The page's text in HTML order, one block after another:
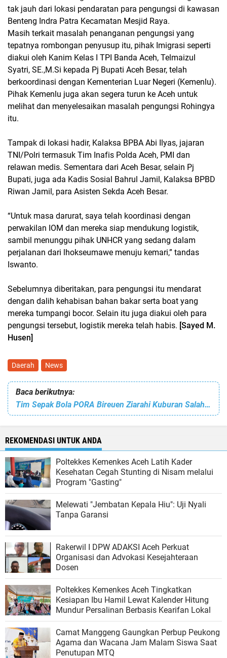
tak jauh dari lokasi pendaratan para pengungsi di kawasan
Benteng Indra Patra Kecamatan Mesjid Raya.
Masih terkait masalah penanganan pengungsi yang
tepatnya rombongan penyusup itu, pihak Imigrasi seperti
diakui oleh Kanim Kelas I TPI Banda Aceh, Telmaizul
Syatri, SE.,M.Si kepada Pj Bupati Aceh Besar, telah
berkoordinasi dengan Kementerian Luar Negeri (Kemenlu).
Pihak Kemenlu juga akan segera turun ke Aceh untuk
melihat dan menyelesaikan masalah pengungsi Rohingya
itu.
Tampak di lokasi hadir, Kalaksa BPBA Abi Ilyas, jajaran
TNI/Polri termasuk Tim Inafis Polda Aceh, PMI dan
relawan medis. Sementara dari Aceh Besar, selain Pj
Bupati, juga ada Kadis Sosial Bahrul Jamil, Kalaksa BPBD
Riwan Jamil, para Asisten Sekda Aceh Besar.
“Untuk masa darurat, saya telah koordinasi dengan
perwakilan IOM dan mereka siap mendukung logistik,
sambil menunggu pihak UNHCR yang sedang dalam
perjalanan dari lhokseumawe menuju kemari,” tandas
Iswanto.
Sebelumnya diberitakan, para pengungsi itu mendarat
dengan dalih kehabisan bahan bakar serta boat yang
mereka tumpangi bocor. Selain itu juga diakui oleh para
pengungsi tersebut, logistik mereka telah habis. [Sayed M.
Husen]
Daerah News
Baca berikutnya:
Tim Sepak Bola PORA Bireuen Ziarahi Kuburan Salah Seorang Pemain yang Telah Meninggal Dunia
REKOMENDASI UNTUK ANDA
Poltekkes Kemenkes Aceh Latih Kader
Kesehatan Cegah Stunting di Nisam melalui
Program "Gasting"
Melewati "Jembatan Kepala Hiu": Uji Nyali
Tanpa Garansi
Rakerwil I DPW ADAKSI Aceh Perkuat
Organisasi dan Advokasi Kesejahteraan
Dosen
Poltekkes Kemenkes Aceh Tingkatkan
Kesiapan Ibu Hamil Lewat Kalender Hitung
Mundur Persalinan Berbasis Kearifan Lokal
Camat Manggeng Gaungkan Perbup Peukong
Agama dan Wacana Jam Malam Siswa Saat
Penutupan MTQ